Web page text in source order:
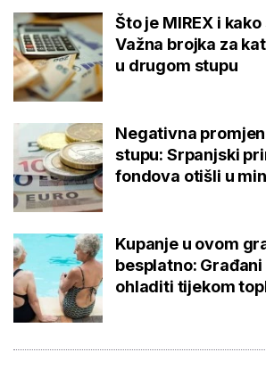
Što je MIREX i
Važna brojka za
u drugom stupu
Negativna
stupu: Srpanjski
fondova otišli u
Kupanje u ovom
besplatno: Građani
ohladiti tijekom